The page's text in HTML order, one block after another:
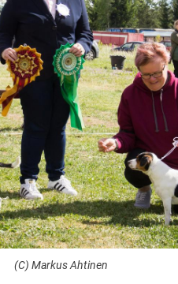
(C) Markus Ahtinen